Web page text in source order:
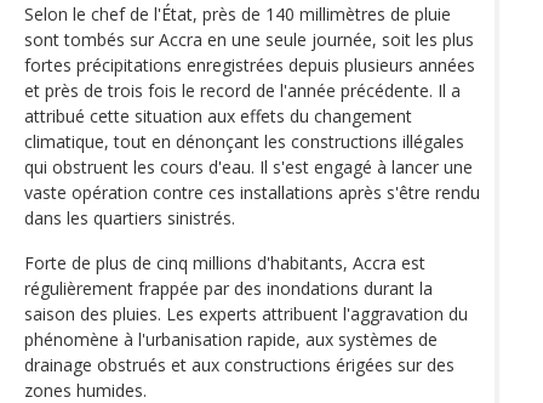
Selon le chef de l'État, près de 140 millimètres de pluie
sont tombés sur Accra en une seule journée, soit les plus
fortes précipitations enregistrées depuis plusieurs années
et près de trois fois le record de l'année précédente. Il a
attribué cette situation aux effets du changement
climatique, tout en dénonçant les constructions illégales
qui obstruent les cours d'eau. Il s'est engagé à lancer une
vaste opération contre ces installations après s'être rendu
dans les quartiers sinistrés.
Forte de plus de cinq millions d'habitants, Accra est
régulièrement frappée par des inondations durant la
saison des pluies. Les experts attribuent l'aggravation du
phénomène à l'urbanisation rapide, aux systèmes de
drainage obstrués et aux constructions érigées sur des
zones humides.